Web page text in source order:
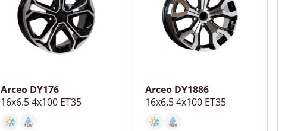
Arceo DY176
16x6.5 4x100 ET35
Arceo DY1886
16x6.5 4x100 ET35